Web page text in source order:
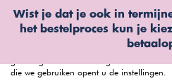
Wist je dat je ook in
het bestelproces kun je
Wij gebruiken cookies
We kunnen deze plaatsen voor analyse
onze website te verbeteren,
die we gebruiken opent u de instellingen.